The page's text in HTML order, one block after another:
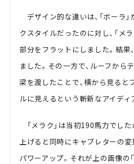
デザイン的な違いは、「ボーラ
クスタイルだったのに対し、「メ
部分をフラットにしました。結果
ました。その一方で、ルーフから
梁を渡したことで、横から見ると
ルに見えるという斬新なアイディ
「メラク」は当初190馬力でし
上げると同時にキャブレターの変
パワーアップ。それが上の画像の